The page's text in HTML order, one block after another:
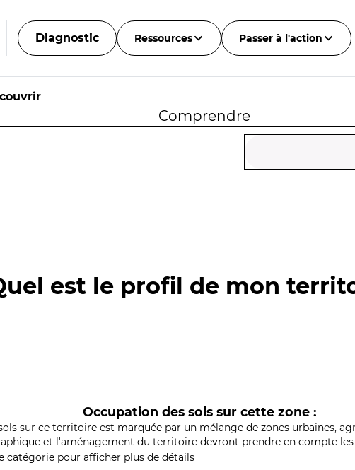
Diagnostic Ressources Passer à l'action
Comprendre
est le profil de mon
Occupation des sols sur cette zone :
sur ce territoire est marquée par un mélange de zones urbaines,
et l'aménagement du territoire devront prendre en compte les
catégorie pour afficher plus de détails